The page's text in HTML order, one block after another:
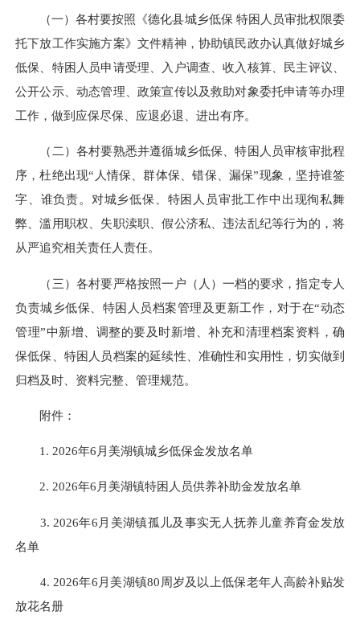
（一）各村要按照《德化县城乡低保 特困人员审批权限委
托下放工作实施方案》文件精神，协助镇民政办认真做好城乡
低保、特困人员申请受理、入户调查、收入核算、民主评议、
公开公示、动态管理、政策宣传以及救助对象委托申请等办理
工作，做到应保尽保、应退必退、进出有序。
（二）各村要熟悉并遵循城乡低保、特困人员审核审批程
序，杜绝出现“人情保、群体保、错保、漏保”现象，坚持谁签
字、谁负责。对城乡低保、特困人员审批工作中出现徇私舞
弊、滥用职权、失职渎职、假公济私、违法乱纪等行为的，将
从严追究相关责任人责任。
（三）各村要严格按照一户（人）一档的要求，指定专人
负责城乡低保、特困人员档案管理及更新工作，对于在“动态
管理”中新增、调整的要及时新增、补充和清理档案资料，确
保低保、特困人员档案的延续性、准确性和实用性，切实做到
归档及时、资料完整、管理规范。
附件：
1. 2026年6月美湖镇城乡低保金发放名单
2. 2026年6月美湖镇特困人员供养补助金发放名单
3. 2026年6月美湖镇孤儿及事实无人抚养儿童养育金发放
名单
4. 2026年6月美湖镇80周岁及以上低保老年人高龄补贴发
放花名册